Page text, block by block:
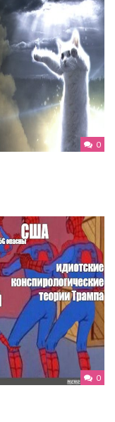
0
0